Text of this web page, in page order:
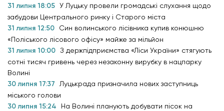
31 липня 18:05 У Луцьку провели громадські слухання щодо
забудови Центрального ринку і Старого міста
31 липня 12:50
Син волинського лісівника купив конюшню
«Поліського лісового офісу» майже за мільйон
31 липня 10:00 З держпідприємства «Ліси України» стягують
сотні тисяч гривень через незаконну вирубку в нацпарку
Волині
30 липня 17:37
Луцькрада призначила нових заступниць
міського голови
30 липня 15:24
На Волині планують добувати пісок на